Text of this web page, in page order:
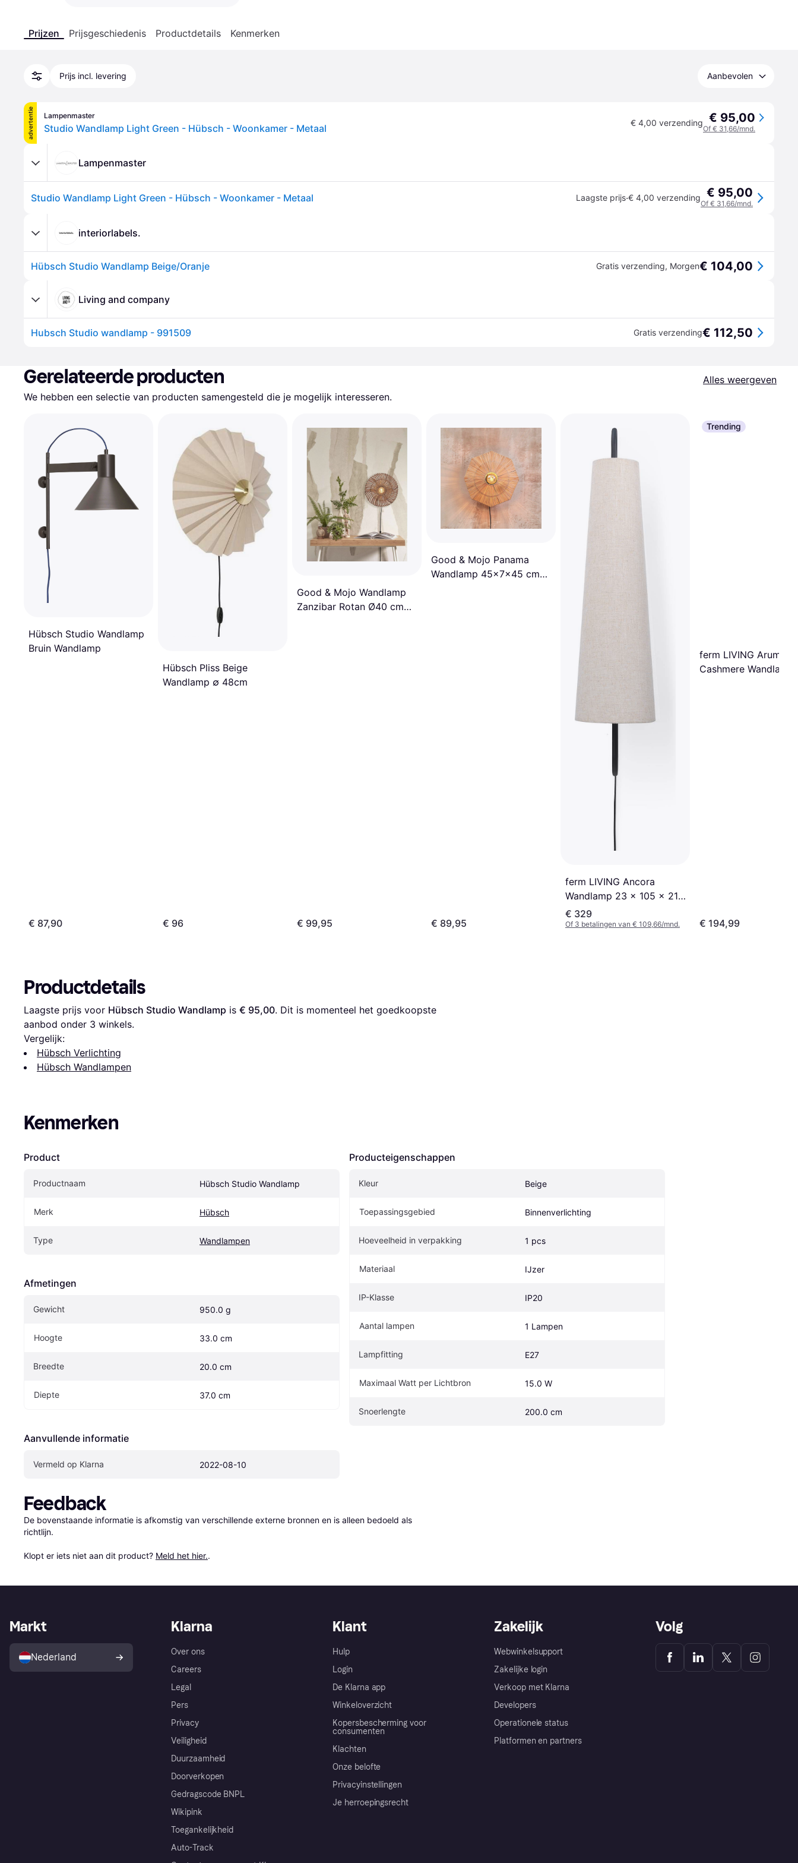
Prijzen Prijsgeschiedenis Productdetails Kenmerken
Prijs incl. levering Aanbevolen
advertentie Lampenmaster
Studio Wandlamp Light Green - Hübsch - Woonkamer - Metaal € 4,00 verzending € 95,00
Of € 31,66/mnd.
Lampenmaster
Studio Wandlamp Light Green - Hübsch - Woonkamer - Metaal Laagste prijs·€ 4,00 verzending € 95,00
Of € 31,66/mnd.
interiorlabels.
Hübsch Studio Wandlamp Beige/Oranje Gratis verzending, Morgen€ 104,00
Living and company
Hubsch Studio wandlamp - 991509 Gratis verzending€ 112,50
Gerelateerde producten
Alles weergeven
We hebben een selectie van producten samengesteld die je mogelijk interesseren.
Hübsch Studio Wandlamp
Bruin Wandlamp
€ 87,90
Hübsch Pliss Beige
Wandlamp ∅ 48cm
€ 96
Good & Mojo Wandlamp
Zanzibar Rotan Ø40 cm
€ 99,95
Good & Mojo Panama
Wandlamp 45x7x45 cm
€ 89,95
ferm LIVING Ancora
Wandlamp 23 x 105 x 21.6
cm Zwart Wandlamp
€ 329
Of 3 betalingen van € 109,66/mnd.
Trending
ferm LIVING Arum
Cashmere Wandlamp
€ 194,99
Productdetails
Laagste prijs voor Hübsch Studio Wandlamp is € 95,00. Dit is momenteel het goedkoopste
aanbod onder 3 winkels.
Vergelijk:
Hübsch Verlichting
Hübsch Wandlampen
Kenmerken
Product
Productnaam Hübsch Studio Wandlamp
Merk Hübsch
Type Wandlampen
Afmetingen
Gewicht 950.0 g
Hoogte 33.0 cm
Breedte 20.0 cm
Diepte 37.0 cm
Aanvullende informatie
Vermeld op Klarna 2022-08-10
Producteigenschappen
Kleur Beige
Toepassingsgebied Binnenverlichting
Hoeveelheid in verpakking 1 pcs
Materiaal IJzer
IP-Klasse IP20
Aantal lampen 1 Lampen
Lampfitting E27
Maximaal Watt per Lichtbron 15.0 W
Snoerlengte 200.0 cm
Feedback
De bovenstaande informatie is afkomstig van verschillende externe bronnen en is alleen bedoeld als
richtlijn.
Klopt er iets niet aan dit product? Meld het hier..
Klarna
Over ons
Careers
Legal
Pers
Privacy
Veiligheid
Duurzaamheid
Doorverkopen
Gedragscode BNPL
Wikipink
Toegankelijkheid
Auto-Track
Klant
Hulp
Login
De Klarna app
Winkeloverzicht
Kopersbescherming voor
consumenten
Klachten
Onze belofte
Privacyinstellingen
Je herroepingsrecht
Zakelijk
Webwinkelsupport
Zakelijke login
Verkoop met Klarna
Developers
Operationele status
Platformen en partners
Markt
Nederland
Volg